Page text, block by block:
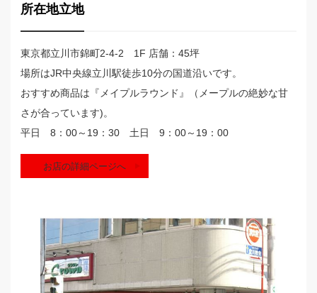
所在地立地
東京都立川市錦町2-4-2 1F 店舗：45坪
場所はJR中央線立川駅徒歩10分の国道沿いです。
おすすめ商品は『メイプルラウンド』（メープルの絶妙な甘
さが合っています)。
平日 8：00～19：30 土日 9：00～19：00
お店の詳細ページへ